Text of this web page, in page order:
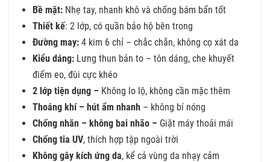
Bề mặt: Nhẹ tay, nhanh khô và chống bám bẩn tốt
Thiết kế: 2 lớp, có quần bảo hộ bên trong
Đường may: 4 kim 6 chỉ – chắc chắn, không cọ xát da
Kiểu dáng: Lưng thun bản to – tôn dáng, che khuyết
điểm eo, đùi cực khéo
2 lớp tiện dụng – Không lo lộ, không cần mặc thêm
Thoáng khí – hút ẩm nhanh – không bí nóng
Chống nhăn – không bai nhão – Giặt máy thoải mái
Chống tia UV, thích hợp tập ngoài trời
Không gây kích ứng da, kể cả vùng da nhạy cảm